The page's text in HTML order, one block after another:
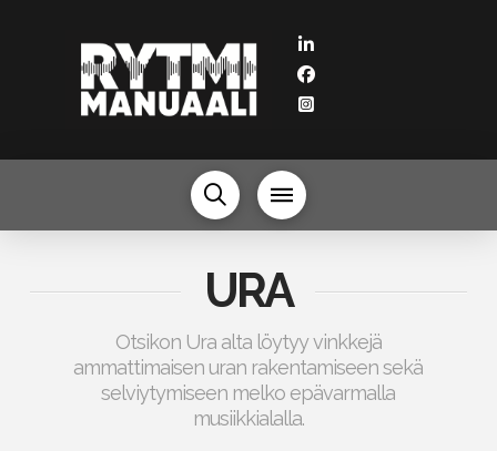
URA
Otsikon Ura alta löytyy vinkkejä
ammattimaisen uran rakentamiseen sekä
selviytymiseen melko epävarmalla
musiikkialalla.